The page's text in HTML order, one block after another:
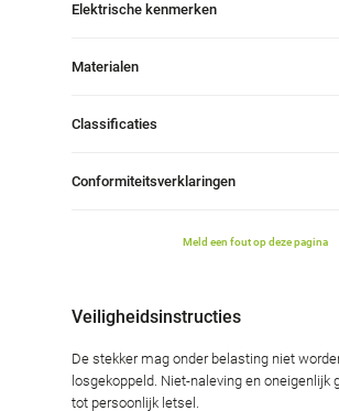
Elektrische kenmerken
Materialen
Classificaties
Conformiteitsverklaringen
Meld een fout op deze pagina
Veiligheidsinstructies
De stekker mag onder belasting niet
losgekoppeld. Niet-naleving en oneigenlijk
tot persoonlijk letsel.